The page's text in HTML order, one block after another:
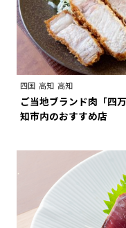
四国 高知 高知
ご当地ブランド肉「四
知市内のおすすめ店